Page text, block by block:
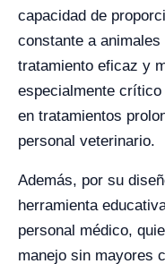
capacidad de
constante a
tratamiento eficaz y
especialmente
en tratamientos
personal veterinario.
Además, por su
herramienta
personal médico,
manejo sin mayores